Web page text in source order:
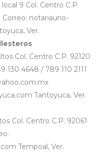
9 Col. Centro C.P.
Correo: notariauno-
Ver.
Col. Centro C.P. 92120
4648 / 789 110 2111
Tantoyuca, Ver.
Col. Centro C.P. 92061
Tempoal, Ver.